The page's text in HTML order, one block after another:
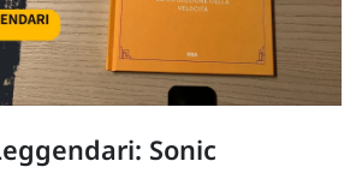
Sonic